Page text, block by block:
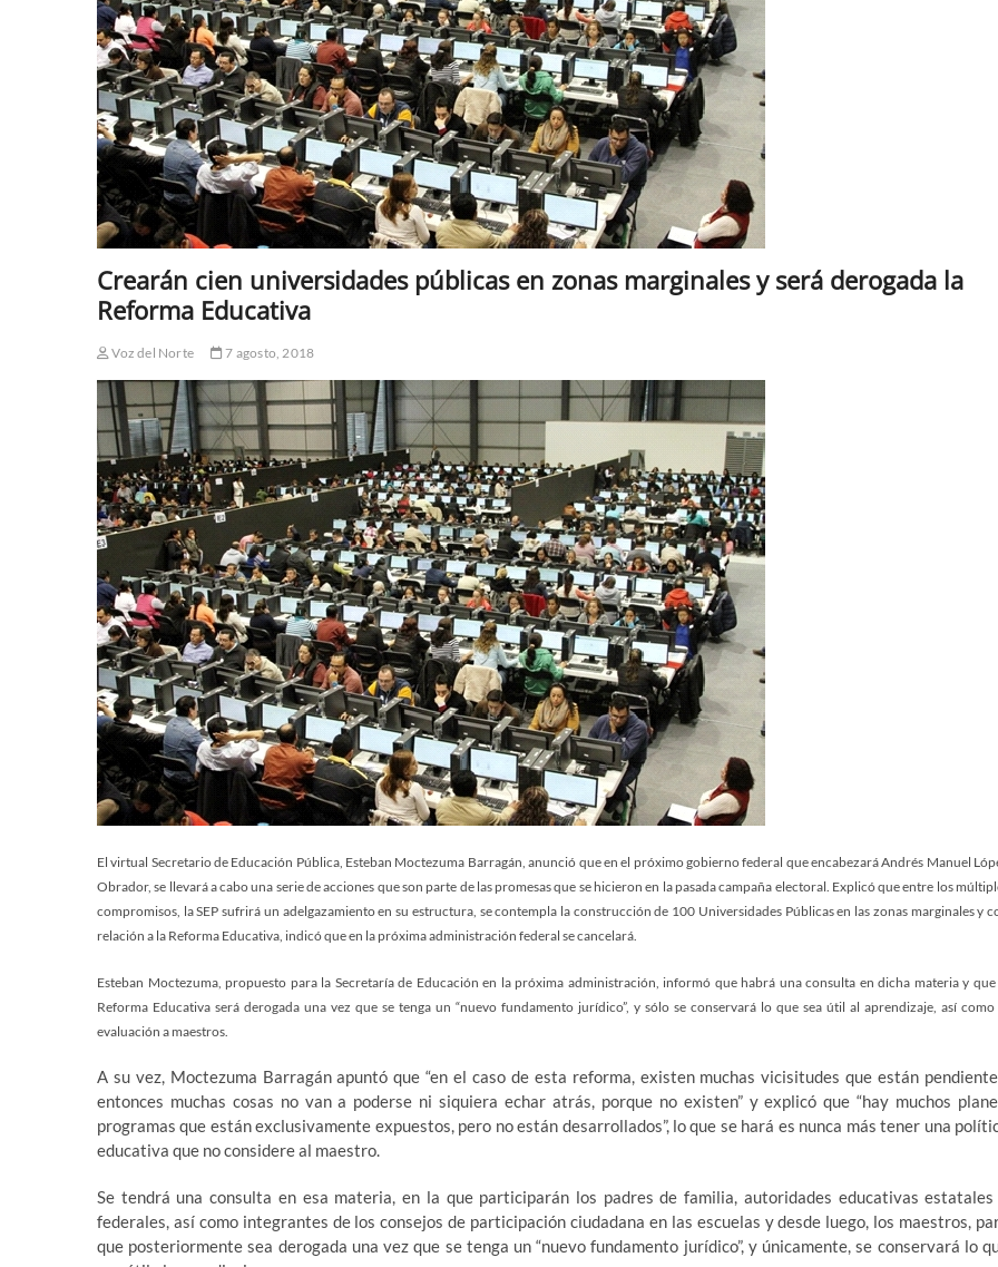
Crearán cien universidades públicas en zonas marginales y será derogada la
Reforma Educativa
Voz del Norte 7 agosto, 2018
El virtual Secretario de Educación Pública, Esteban Moctezuma Barragán, anunció que en el próximo gobierno federal que encabezará Andrés Manuel
Obrador, se llevará a cabo una serie de acciones que son parte de las promesas que se hicieron en la pasada campaña electoral. Explicó que entre los
compromisos, la SEP sufrirá un adelgazamiento en su estructura, se contempla la construcción de 100 Universidades Públicas en las zonas marginales y
relación a la Reforma Educativa, indicó que en la próxima administración federal se cancelará.
Esteban Moctezuma, propuesto para la Secretaría de Educación en la próxima administración, informó que habrá una consulta en dicha materia y que
Reforma Educativa será derogada una vez que se tenga un “nuevo fundamento jurídico”, y sólo se conservará lo que sea útil al aprendizaje, así como
evaluación a maestros.
A su vez, Moctezuma Barragán apuntó que “en el caso de esta reforma, existen muchas vicisitudes que están
entonces muchas cosas no van a poderse ni siquiera echar atrás, porque no existen” y explicó que “hay muchos
programas que están exclusivamente expuestos, pero no están desarrollados”, lo que se hará es nunca más tener una
educativa que no considere al maestro.
Se tendrá una consulta en esa materia, en la que participarán los padres de familia, autoridades educativas
federales, así como integrantes de los consejos de participación ciudadana en las escuelas y desde luego, los maestros,
que posteriormente sea derogada una vez que se tenga un “nuevo fundamento jurídico”, y únicamente, se conservará lo